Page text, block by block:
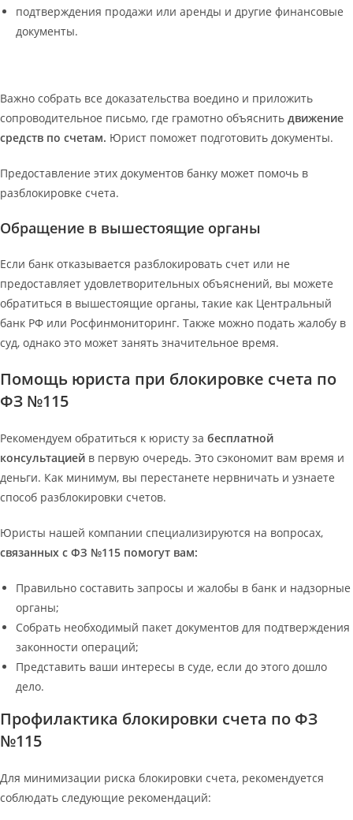
подтверждения продажи или аренды и другие финансовые
документы.
Важно собрать все доказательства воедино и приложить
сопроводительное письмо, где грамотно объяснить движение
средств по счетам. Юрист поможет подготовить документы.
Предоставление этих документов банку может помочь в
разблокировке счета.
Обращение в вышестоящие органы
Если банк отказывается разблокировать счет или не
предоставляет удовлетворительных объяснений, вы можете
обратиться в вышестоящие органы, такие как Центральный
банк РФ или Росфинмониторинг. Также можно подать жалобу в
суд, однако это может занять значительное время.
Помощь юриста при блокировке счета по
ФЗ №115
Рекомендуем обратиться к юристу за бесплатной
консультацией в первую очередь. Это сэкономит вам время и
деньги. Как минимум, вы перестанете нервничать и узнаете
способ разблокировки счетов.
Юристы нашей компании специализируются на вопросах,
связанных с ФЗ №115 помогут вам:
Правильно составить запросы и жалобы в банк и надзорные
органы;
Собрать необходимый пакет документов для подтверждения
законности операций;
Представить ваши интересы в суде, если до этого дошло
дело.
Профилактика блокировки счета по ФЗ
№115
Для минимизации риска блокировки счета, рекомендуется
соблюдать следующие рекомендаций: